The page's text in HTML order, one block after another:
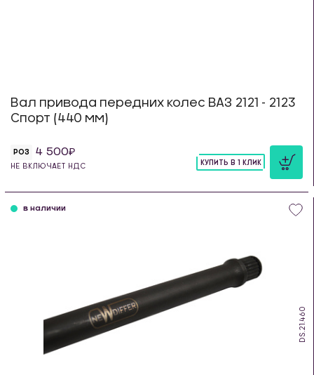
Вал привода передних колес ВАЗ 2121 - 2123
Спорт (440 мм)
РОЗ 4 500
НЕ ВКЛЮЧАЕТ НДС
КУПИТЬ В 1 КЛИК
DS.21.460
в наличии